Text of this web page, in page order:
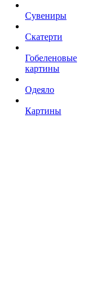
Сувениры
Скатерти
Гобеленовые
картины
Одеяло
Картины